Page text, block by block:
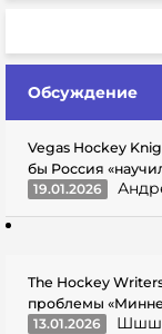
Обсуждение
Vegas Hockey
бы Россия
19.01.2026
The Hockey
проблемы
13.01.2026